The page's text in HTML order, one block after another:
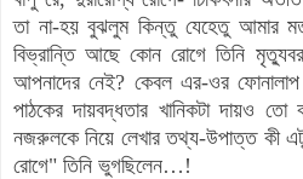
তা না-হয় বুঝলুম কিন্তু যেহেতু আমার
বিভ্রান্তি আছে কোন রোগে তিনি
আপনাদের নেই? কেবল এর-ওর
পাঠকের দায়বদ্ধতার খানিকটা দায়ও
নজরুলকে নিয়ে লেখার তথ্য-উপাত্ত কী
রোগে" তিনি ভুগছিলেন…!